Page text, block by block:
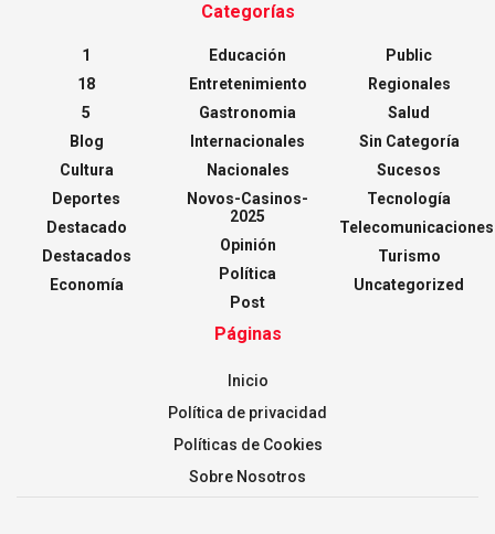
Categorías
1
18
5
Blog
Cultura
Deportes
Destacado
Destacados
Economía
Educación
Entretenimiento
Gastronomia
Internacionales
Nacionales
Novos-Casinos-
2025
Opinión
Política
Post
Public
Regionales
Salud
Sin Categoría
Sucesos
Tecnología
Telecomunicaciones
Turismo
Uncategorized
Páginas
Inicio
Política de privacidad
Políticas de Cookies
Sobre Nosotros